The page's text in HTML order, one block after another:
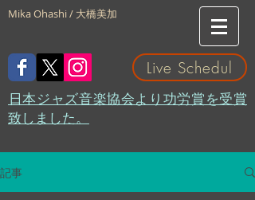
Mika Ohashi / 大橋美加
Live Schedul
​日本ジャズ音楽協会より功労賞を受賞
致しました。
記事